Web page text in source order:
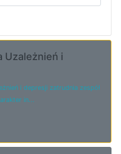
Uzależnień i
i depresji zatrudnia zespół
in...